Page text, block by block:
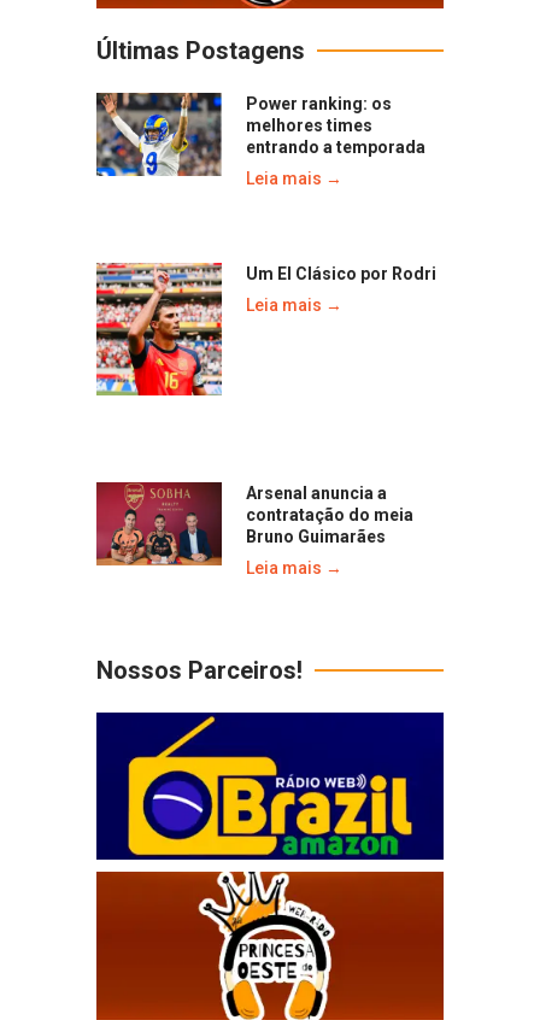
Últimas Postagens
Power ranking: os
melhores times
entrando a temporada
Leia mais →
Um El Clásico por Rodri
Leia mais →
Arsenal anuncia a
contratação do meia
Bruno Guimarães
Leia mais →
Nossos Parceiros!